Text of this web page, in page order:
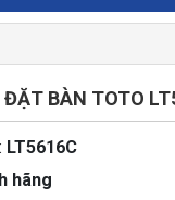
ĐẶT BÀN TOTO
LT5616C
hãng